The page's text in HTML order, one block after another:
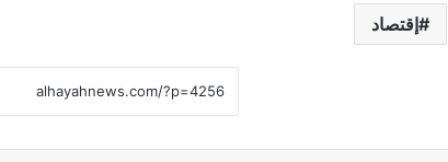
إقتصاد